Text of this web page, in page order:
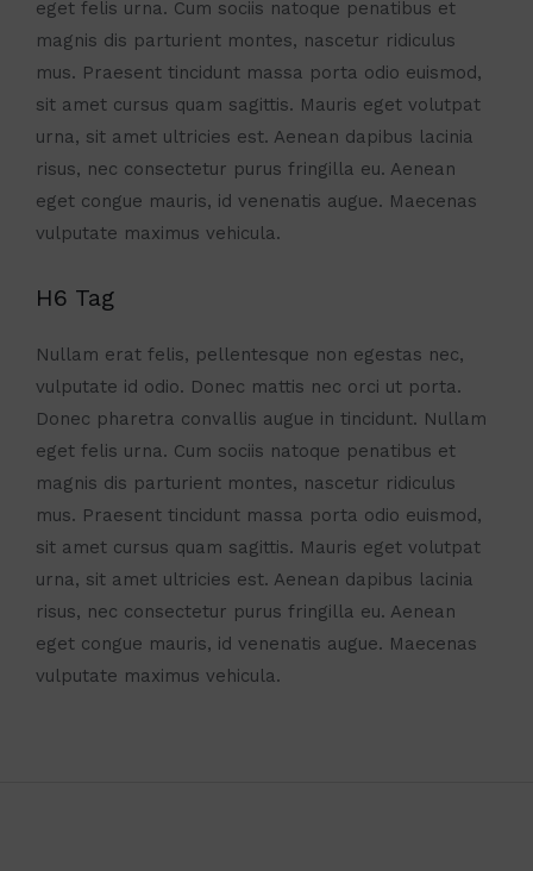
eget felis urna. Cum sociis natoque penatibus et
magnis dis parturient montes, nascetur ridiculus
mus. Praesent tincidunt massa porta odio euismod,
sit amet cursus quam sagittis. Mauris eget volutpat
urna, sit amet ultricies est. Aenean dapibus lacinia
risus, nec consectetur purus fringilla eu. Aenean
eget congue mauris, id venenatis augue. Maecenas
vulputate maximus vehicula.
H6 Tag
Nullam erat felis, pellentesque non egestas nec,
vulputate id odio. Donec mattis nec orci ut porta.
Donec pharetra convallis augue in tincidunt. Nullam
eget felis urna. Cum sociis natoque penatibus et
magnis dis parturient montes, nascetur ridiculus
mus. Praesent tincidunt massa porta odio euismod,
sit amet cursus quam sagittis. Mauris eget volutpat
urna, sit amet ultricies est. Aenean dapibus lacinia
risus, nec consectetur purus fringilla eu. Aenean
eget congue mauris, id venenatis augue. Maecenas
vulputate maximus vehicula.